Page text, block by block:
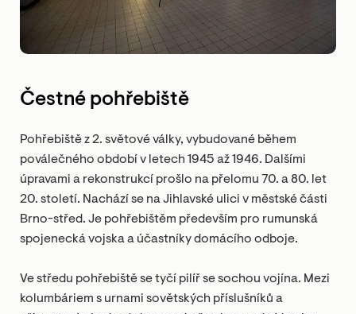
Čestné pohřebiště
Pohřebiště z 2. světové války, vybudované během
poválečného období v letech 1945 až 1946. Dalšími
úpravami a rekonstrukcí prošlo na přelomu 70. a 80. let
20. století. Nachází se na Jihlavské ulici v městské části
Brno-střed. Je pohřebištěm především pro rumunská
spojenecká vojska a účastníky domácího odboje.
Ve středu pohřebiště se tyčí pilíř se sochou vojína. Mezi
kolumbáriem s urnami sovětských příslušníků a